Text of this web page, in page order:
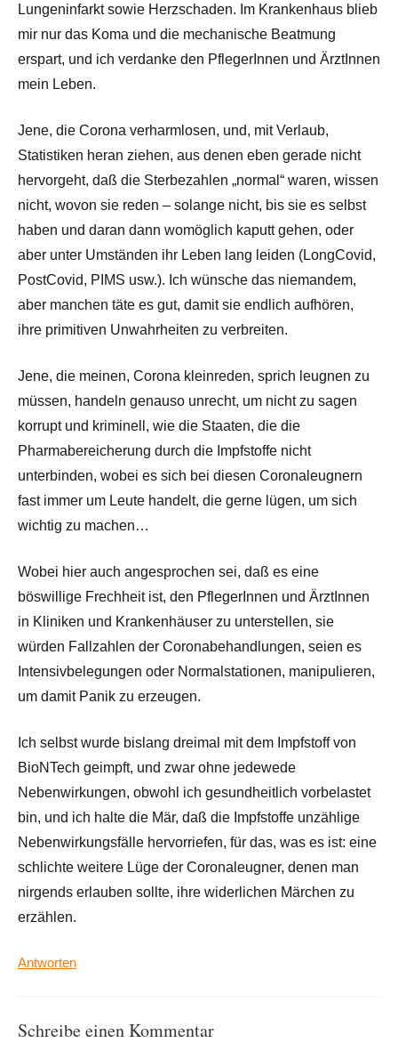
Lungeninfarkt sowie Herzschaden. Im Krankenhaus blieb
mir nur das Koma und die mechanische Beatmung
erspart, und ich verdanke den PflegerInnen und ÄrztInnen
mein Leben.
Jene, die Corona verharmlosen, und, mit Verlaub,
Statistiken heran ziehen, aus denen eben gerade nicht
hervorgeht, daß die Sterbezahlen „normal“ waren, wissen
nicht, wovon sie reden – solange nicht, bis sie es selbst
haben und daran dann womöglich kaputt gehen, oder
aber unter Umständen ihr Leben lang leiden (LongCovid,
PostCovid, PIMS usw.). Ich wünsche das niemandem,
aber manchen täte es gut, damit sie endlich aufhören,
ihre primitiven Unwahrheiten zu verbreiten.
Jene, die meinen, Corona kleinreden, sprich leugnen zu
müssen, handeln genauso unrecht, um nicht zu sagen
korrupt und kriminell, wie die Staaten, die die
Pharmabereicherung durch die Impfstoffe nicht
unterbinden, wobei es sich bei diesen Coronaleugnern
fast immer um Leute handelt, die gerne lügen, um sich
wichtig zu machen…
Wobei hier auch angesprochen sei, daß es eine
böswillige Frechheit ist, den PflegerInnen und ÄrztInnen
in Kliniken und Krankenhäuser zu unterstellen, sie
würden Fallzahlen der Coronabehandlungen, seien es
Intensivbelegungen oder Normalstationen, manipulieren,
um damit Panik zu erzeugen.
Ich selbst wurde bislang dreimal mit dem Impfstoff von
BioNTech geimpft, und zwar ohne jedewede
Nebenwirkungen, obwohl ich gesundheitlich vorbelastet
bin, und ich halte die Mär, daß die Impfstoffe unzählige
Nebenwirkungsfälle hervorriefen, für das, was es ist: eine
schlichte weitere Lüge der Coronaleugner, denen man
nirgends erlauben sollte, ihre widerlichen Märchen zu
erzählen.
Antworten
Schreibe einen Kommentar